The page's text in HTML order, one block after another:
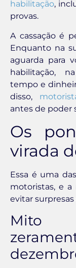
habilitação,
provas.
A cassação é
Enquanto na
aguarda para
habilitação,
tempo e
disso,
antes de poder
Os
virada
Essa é uma
motoristas, e a
evitar surpresas
Mito